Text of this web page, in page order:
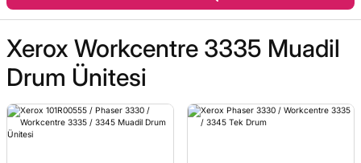
Xerox Workcentre 3335 Muadil
Drum Ünitesi